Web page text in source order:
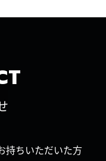
持ちいただいた方